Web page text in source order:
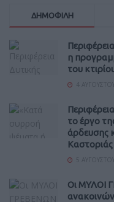
ΔΗΜΟΦΙΛΗ
η
του
το έργο
άρδευσης
Καστοριάς
Οι ΜΥΛΟΙ